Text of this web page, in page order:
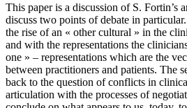
This paper is a discussion of S. Fortin’s
discuss two points of debate in
the rise of an « other cultural » in the
and with the representations the
one » – representations which are the
between practitioners and patients. The
back to the question of conflicts in
articulation with the processes of